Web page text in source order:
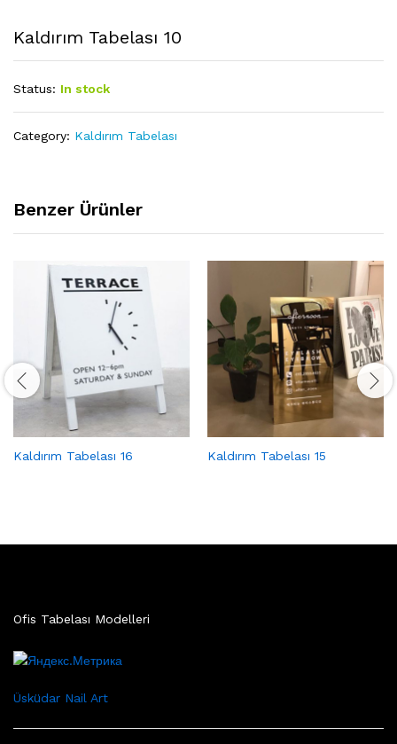
Kaldırım Tabelası 10
Status: In stock
Category: Kaldırım Tabelası
Benzer Ürünler
Kaldırım Tabelası 16 Kaldırım Tabelası 15
Ofis Tabelası Modelleri
Üsküdar Nail Art